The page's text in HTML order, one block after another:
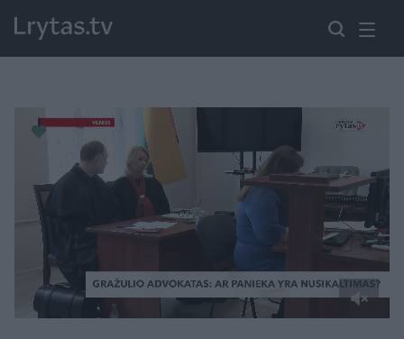
Paremkite Ukrainą